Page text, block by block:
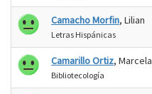
Camacho Morfin, Lilian
Letras Hispánicas
Camarillo Ortiz, Marcela
Bibliotecología